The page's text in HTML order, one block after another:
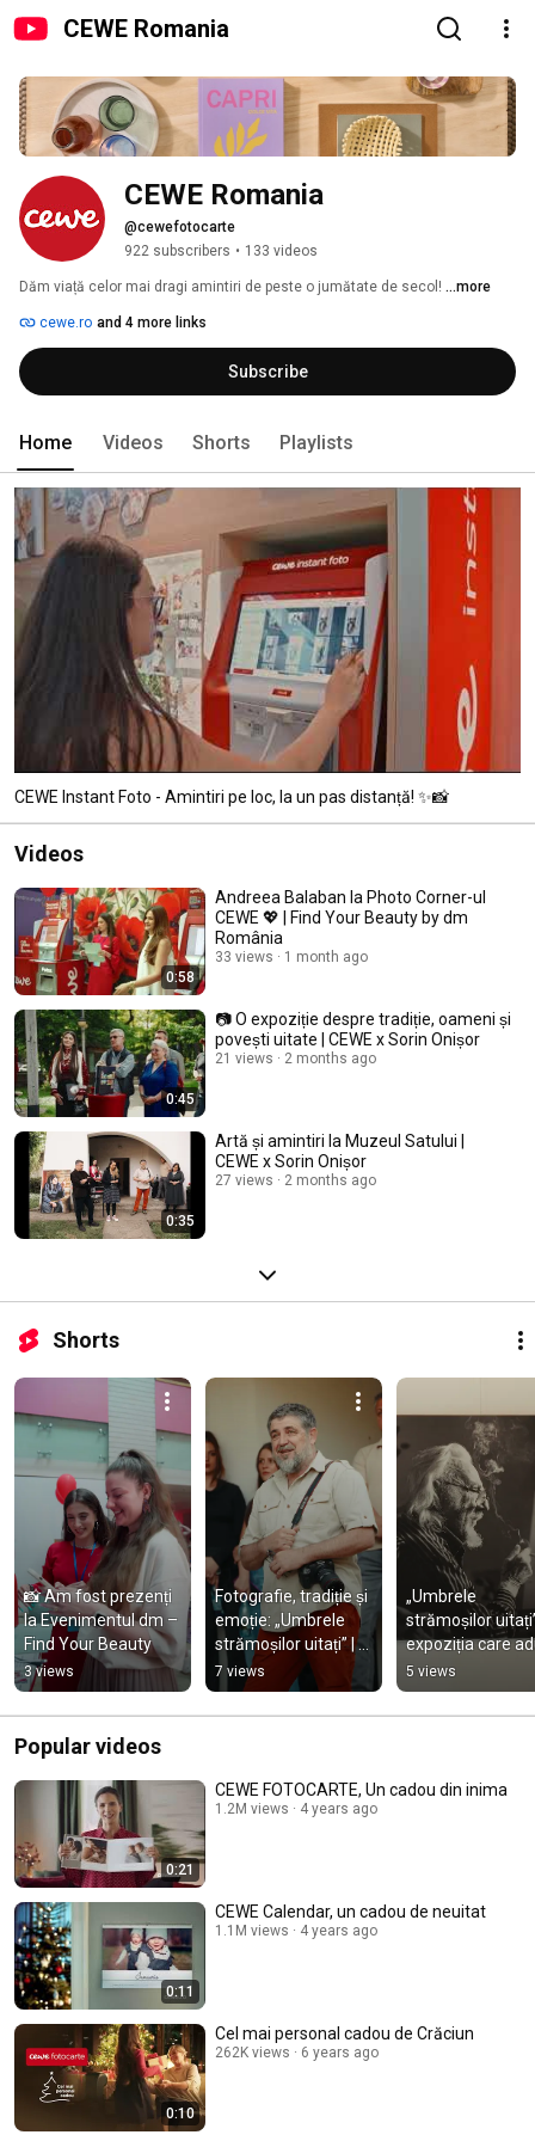
CEWE Romania
CEWE Romania
@cewefotocarte
922 subscribers • 133 videos
Dăm viață celor mai dragi amintiri de peste o jumătate de secol! ...more
cewe.ro and 4 more links
Subscribe
Home Videos Shorts Playlists
CEWE Instant Foto - Amintiri pe loc, la un pas distanță! ✨📸
Videos
0:58
Andreea Balaban la Photo Corner-ul
CEWE 💖 | Find Your Beauty by dm
România
33 views 1 month ago
0:45
📷 O expoziție despre tradiție, oameni și
povești uitate | CEWE x Sorin Onișor
21 views 2 months ago
0:35
Artă și amintiri la Muzeul Satului |
CEWE x Sorin Onișor
27 views 2 months ago
Shorts
📸 Am fost prezenți
la Evenimentul dm –
Find Your Beauty
3 views
Fotografie, tradiție și
emoție: „Umbrele
strămoșilor uitați” |
CEWE x Sorin Onișor
7 views
„Umbrele
strămoșilor
expoziția care
trecutul mai
✨
5 views
Popular videos
0:21
CEWE FOTOCARTE, Un cadou din inima
1.2M views 4 years ago
0:11
CEWE Calendar, un cadou de neuitat
1.1M views 4 years ago
0:10
Cel mai personal cadou de Crăciun
262K views 6 years ago